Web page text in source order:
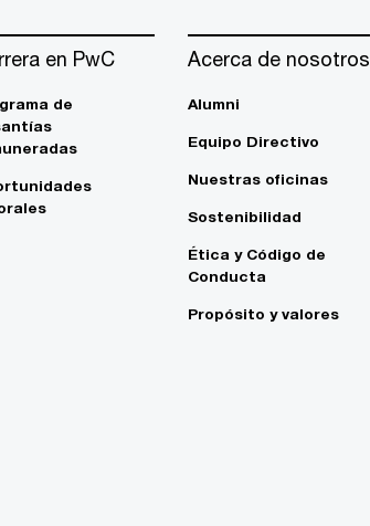
en PwC
de
Acerca de nosotros
Alumni
Equipo Directivo
Nuestras oficinas
Sostenibilidad
Ética y Código de
Conducta
Propósito y valores